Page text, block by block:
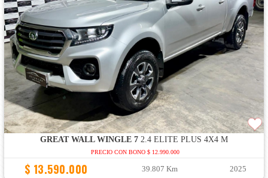
GREAT WALL WINGLE 72.4 ELITE PLUS 4X4 M
PRECIO CON BONO $ 12.990.000
$ 13.590.000 39.807 Km 2025